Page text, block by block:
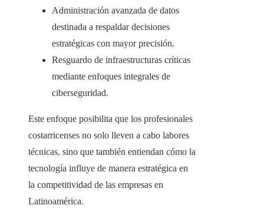
Administración avanzada de datos
destinada a respaldar decisiones
estratégicas con mayor precisión.
Resguardo de infraestructuras críticas
mediante enfoques integrales de
ciberseguridad.
Este enfoque posibilita que los profesionales
costarricenses no solo lleven a cabo labores
técnicas, sino que también entiendan cómo la
tecnología influye de manera estratégica en
la competitividad de las empresas en
Latinoamérica.